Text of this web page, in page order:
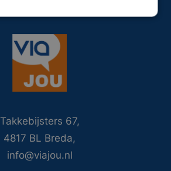
Takkebijsters 67,
4817 BL Breda,
info@viajou.nl